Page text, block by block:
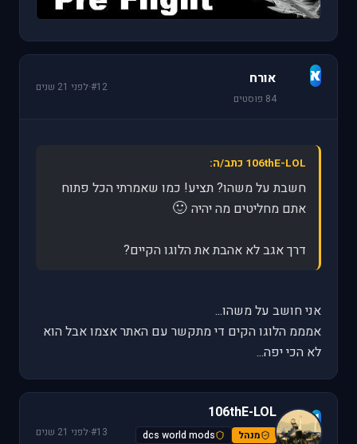
א אורח
84 פוסטים
#12
·לפני 21 שנים
106thE-LOL כתב/ה:
חשבת על משהו? תציע! כמו שאמרתי הכל פתוח
אתם מחליטים מה יהיה 🙂
דרך אגב לא אהבת את הלוגו הקיים?
אני חושב על משהו...
אמממ הלוגו הקים די מתקשר עם האתר אצמו אבל הוא
לא הכי יפה...
1
106thE-LOL
מנהל
dcs world mods
#13
·לפני 21 שנים